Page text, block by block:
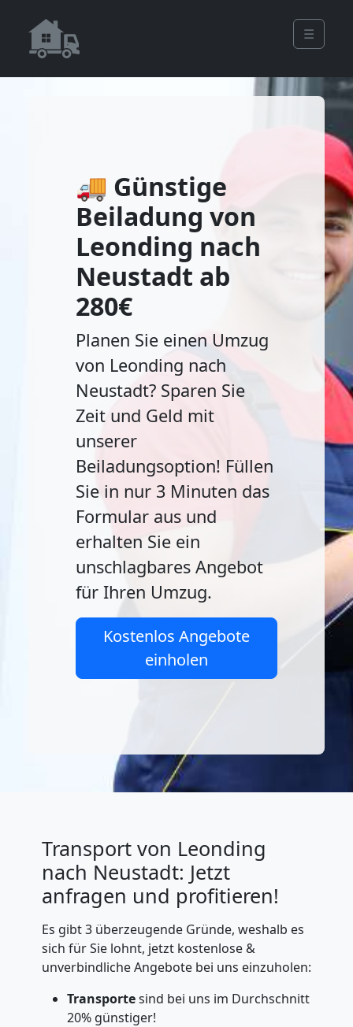
☰
🚚 Günstige
Beiladung von
Leonding nach
Neustadt ab
280€
Planen Sie einen Umzug
von Leonding nach
Neustadt? Sparen Sie
Zeit und Geld mit
unserer
Beiladungsoption! Füllen
Sie in nur 3 Minuten das
Formular aus und
erhalten Sie ein
unschlagbares Angebot
für Ihren Umzug.
Kostenlos Angebote
einholen
Transport von Leonding
nach Neustadt: Jetzt
anfragen und profitieren!
Es gibt 3 überzeugende Gründe, weshalb es
sich für Sie lohnt, jetzt kostenlose &
unverbindliche Angebote bei uns einzuholen:
Transportesind bei uns im Durchschnitt
20% günstiger!